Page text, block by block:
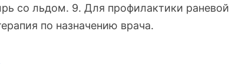
со льдом. 9. Для профилактики раневой
по назначению врача.